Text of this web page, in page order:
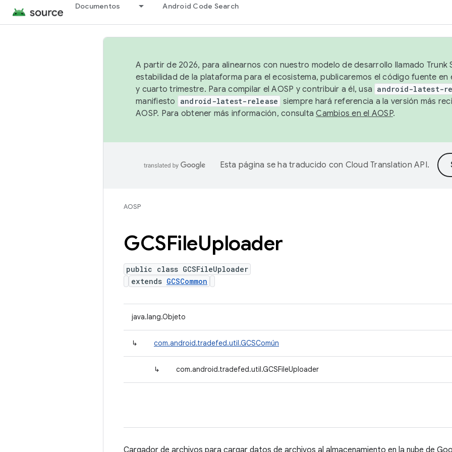
Documentos Android Code Search
A partir de 2026, para alinearnos con nuestro modelo de desarrollo llamado Trunk
estabilidad de la plataforma para el ecosistema, publicaremos el código fuente en
y cuarto trimestre. Para compilar el AOSP y contribuir a él, usa android-latest-
manifiesto
android-latest-release siempre hará referencia a la versión más
AOSP. Para obtener más información, consultaCambios en el AOSP.
Esta página se ha traducido con Cloud Translation API.
AOSP
GCSFileUploader
public class GCSFileUploader
extends GCSCommon
java.lang.Objeto
↳ com.android.tradefed.util.GCSComún
↳ com.android.tradefed.util.GCSFileUploader
Cargador de archivos para cargar datos de archivos al almacenamiento en la nube de